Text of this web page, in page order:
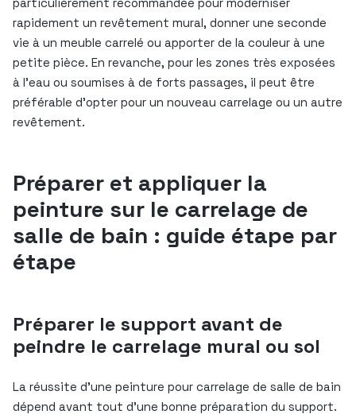
particulièrement recommandée pour moderniser
rapidement un revêtement mural, donner une seconde
vie à un meuble carrelé ou apporter de la couleur à une
petite pièce. En revanche, pour les zones très exposées
à l’eau ou soumises à de forts passages, il peut être
préférable d’opter pour un nouveau carrelage ou un autre
revêtement.
Préparer et appliquer la
peinture sur le carrelage de
salle de bain : guide étape par
étape
Préparer le support avant de
peindre le carrelage mural ou sol
La réussite d’une peinture pour carrelage de salle de bain
dépend avant tout d’une bonne préparation du support.